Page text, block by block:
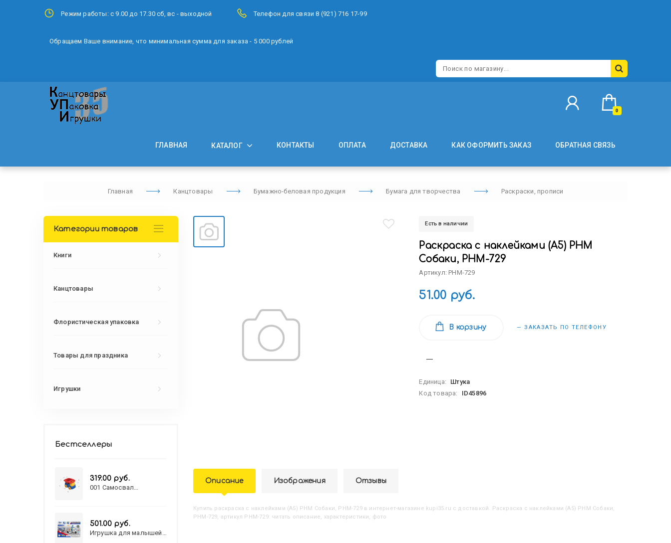
Режим работы: с 9.00 до 17.30 сб, вс - выходной Телефон для связи 8 (921) 716 17-99
Обращаем Ваше внимание, что минимальная сумма для заказа - 5 000 рублей
0
ГЛАВНАЯ КАТАЛОГ КОНТАКТЫ ОПЛАТА ДОСТАВКА КАК ОФОРМИТЬ ЗАКАЗ ОБРАТНАЯ СВЯЗЬ
Главная Канцтовары Бумажно-беловая продукция Бумага для творчества Раскраски, прописи
Есть в наличии
Раскраска с наклейками (А5) РНМ
Собаки, РНМ-729
Артикул: РНМ-729
51.00 руб.
В корзину — ЗАКАЗАТЬ ПО ТЕЛЕФОНУ
Единица:
Штука
Код товара:
ID45896
Описание Изображения Отзывы
Купить Раскраска с наклейками (А5) РНМ Собаки, РНМ-729в интернет-магазине kupi35.ru с доставкой. Раскраска с наклейками (А5) РНМ Собаки,
РНМ-729, артикул РНМ-729: читать описание, характеристики, фото
Категории товаров
Книги
Канцтовары
Флористическая упаковка
Товары для праздника
Игрушки
Бестселлеры
319.00 руб.
001 Самосвал
501.00 руб.
Игрушка для малышей